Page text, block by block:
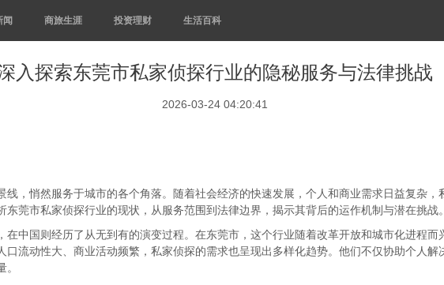
闻 商旅生涯 投资理财 生活百科
入探索东莞市私家侦探行业的隐秘服务与法律挑战
2026-03-24 04:20:41
，悄然服务于城市的各个角落。随着社会经济的快速发展，个人和商业需求日益复杂，
莞市私家侦探行业的现状，从服务范围到法律边界，揭示其背后的运作机制与潜在挑战。
中国则经历了从无到有的演变过程。在东莞市，这个行业随着改革开放和城市化进程
流动性大、商业活动频繁，私家侦探的需求也呈现出多样化趋势。他们不仅协助个人